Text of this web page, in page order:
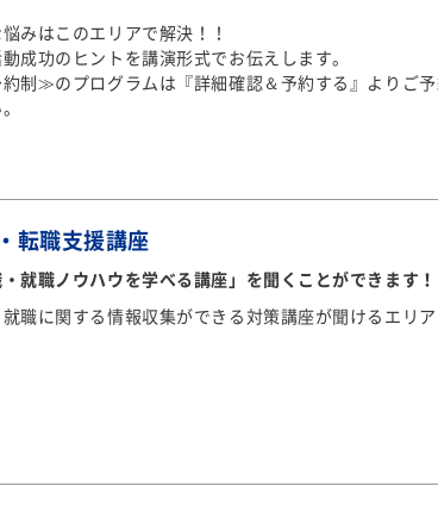
みはこのエリアで解決！！
成功のヒントを講演形式でお伝えします。
制≫のプログラムは『詳細確認＆予約する』よりご予
転職支援講座
就職ノウハウを学べる講座」を聞くことができます！
職に関する情報収集ができる対策講座が聞けるエリ